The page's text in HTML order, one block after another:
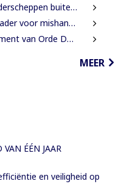
geweer en communicatieapparatuur
en verwaarlozing van gezin
grondige herziening
MEER
ÉÉN JAAR
en veiligheid op